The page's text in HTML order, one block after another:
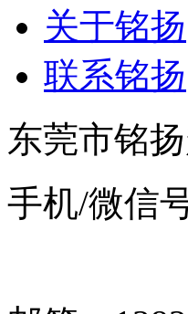
关于铭扬
联系铭扬
东莞市铭
手机/微信
136